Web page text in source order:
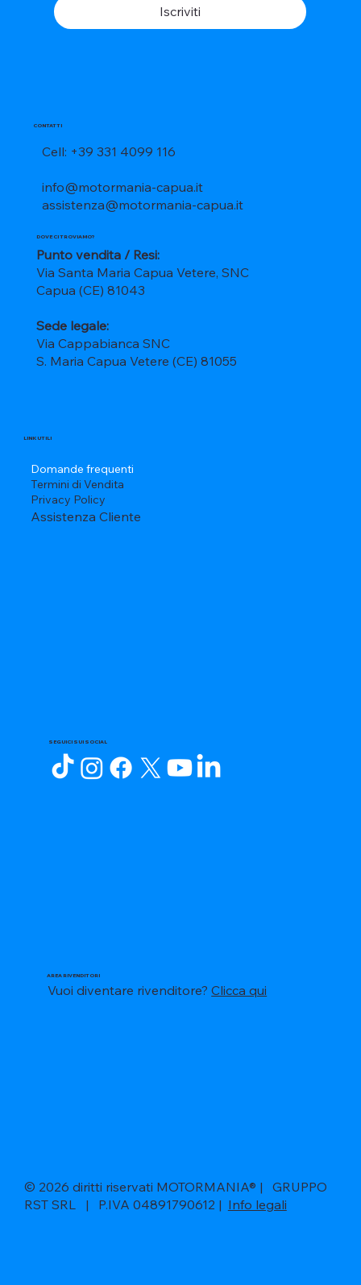
CONTATTI
Cell: +39 331 4099 116
info@motormania-capua.it
assistenza@motormania-capua.it
DOVE CI TROVIAMO?
Punto vendita / Resi:
Via Santa Maria Capua Vetere, SNC
Capua (CE) 81043
Sede legale:
Via Cappabianca SNC
S. Maria Capua Vetere (CE) 81055
LINK UTILI
Domande frequenti
Termini di Vendita
Privacy Policy
Assistenza Cliente
SEGUICI SUI SOCIAL
Iscriviti
AREA RIVENDITORI
Vuoi diventare rivenditore?Clicca qui
© 2026 diritti riservati MOTORMANIA® | GRUPPO
RST SRL | P.IVA 04891790612 | Info legali